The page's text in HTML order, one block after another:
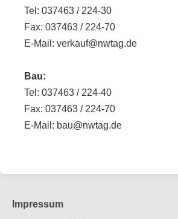
Tel: 037463 / 224-30
Fax: 037463 / 224-70
E-Mail: verkauf@nwtag.de
Bau:
Tel: 037463 / 224-40
Fax: 037463 / 224-70
E-Mail: bau@nwtag.de
Impressum